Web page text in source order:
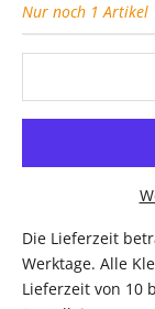
Nur noch 1 Artikel
Die Lieferzeit
Werktage. Alle
Lieferzeit von 10